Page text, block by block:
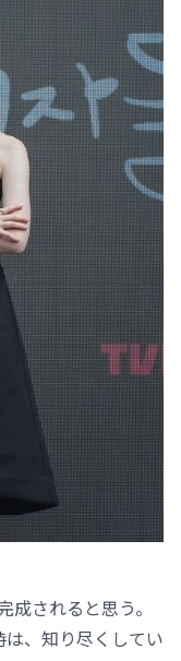
されると思う。
、知り尽くしてい